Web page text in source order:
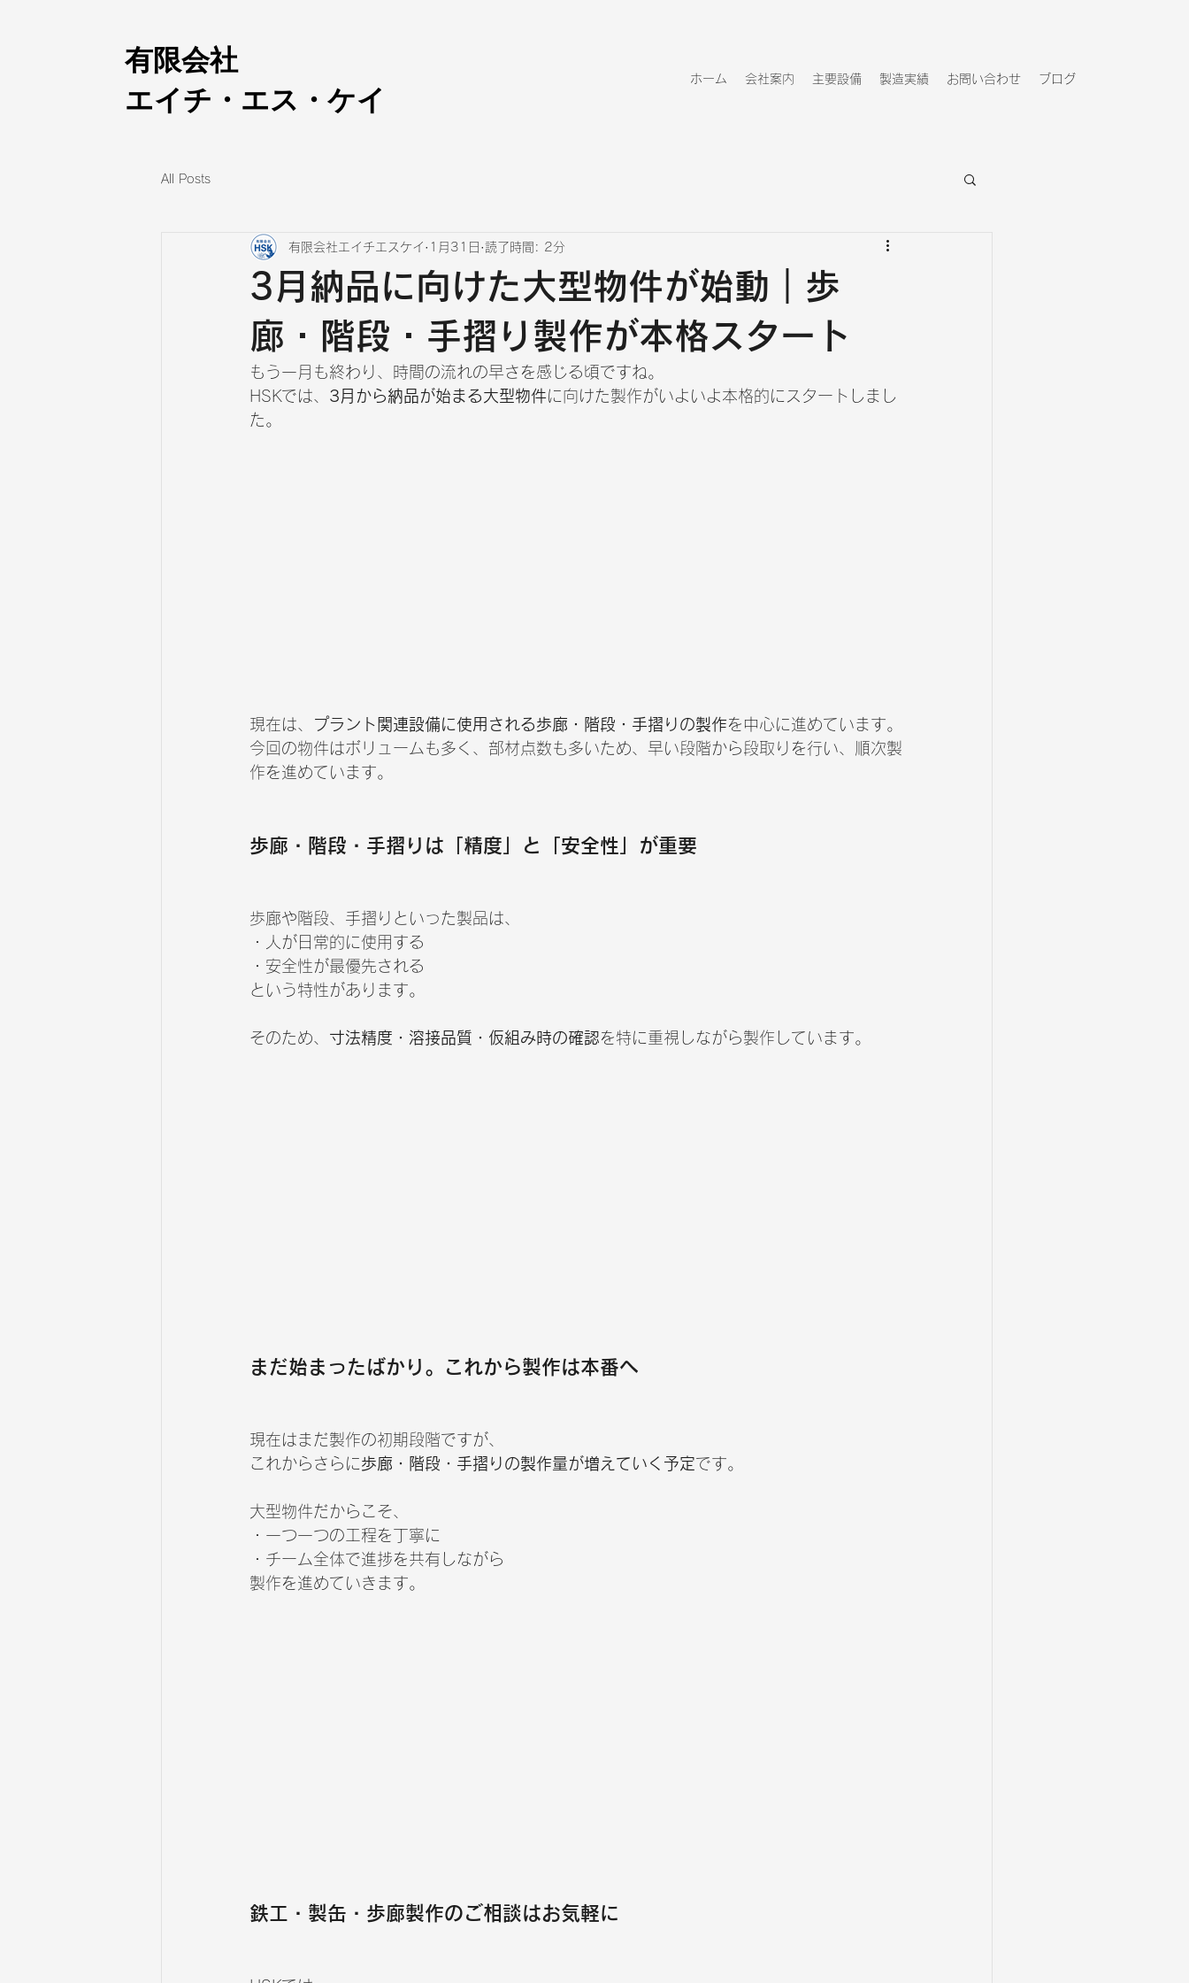
​有限会社
エイチ・エス・ケイ
ホーム 会社案内 主要設備 製造実績 お問い合わせ ブログ
All Posts
3月納品に向けた大型物件が始動｜歩
廊・階段・手摺り製作が本格スタート
有限会社エイチエスケイ 1月31日 読了時間: 2分
もう一月も終わり、時間の流れの早さを感じる頃ですね。
HSKでは、 3月から納品が始まる大型物件に向けた製作がいよいよ本格的にスタートしまし
た。
現在は、 プラント関連設備に使用される歩廊・階段・手摺りの製作を中心に進めています。
今回の物件はボリュームも多く、部材点数も多いため、早い段階から段取りを行い、順次製
作を進めています。
歩廊・階段・手摺りは「精度」と「安全性」が重要
歩廊や階段、手摺りといった製品は、
・人が日常的に使用する
・安全性が最優先される
という特性があります。
そのため、 寸法精度・溶接品質・仮組み時の確認を特に重視しながら製作しています。
まだ始まったばかり。これから製作は本番へ
現在はまだ製作の初期段階ですが、
これからさらに歩廊・階段・手摺りの製作量が増えていく予定です。
大型物件だからこそ、
・一つ一つの工程を丁寧に
・チーム全体で進捗を共有しながら
製作を進めていきます。
鉄工・製缶・歩廊製作のご相談はお気軽に